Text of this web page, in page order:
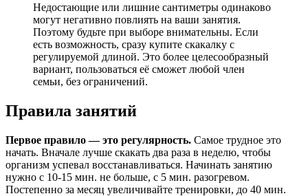
Недостающие или лишние сантиметры одинаково
могут негативно повлиять на ваши занятия.
Поэтому будьте при выборе внимательны. Если
есть возможность, сразу купите скакалку с
регулируемой длиной. Это более целесообразный
вариант, пользоваться её сможет любой член
семьи, без ограничений.
Правила занятий
Первое правило — это регулярность. Самое трудное это
начать. Вначале лучше скакать два раза в неделю, чтобы
организм успевал восстанавливаться. Начинать занятию
нужно с 10-15 мин. не больше, с 5 мин. разогревом.
Постепенно за месяц увеличивайте тренировки, до 40 мин.